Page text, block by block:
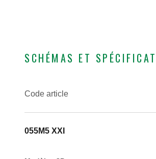
SCHÉMAS ET
Code article
055M5 XXI